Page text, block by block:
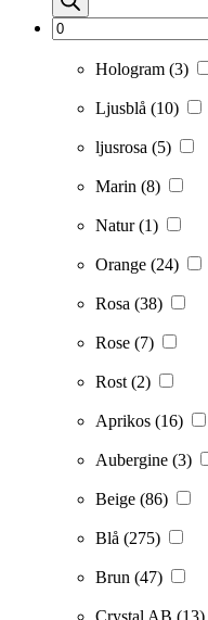
Hologram (3)
Ljusblå (10)
ljusrosa (5)
Marin (8)
Natur(1)
Orange (24)
Rosa (38)
Rose (7)
Rost (2)
Aprikos (16)
Aubergine (3)
Beige (86)
Blå (275)
Brun (47)
Crystal AB (13)